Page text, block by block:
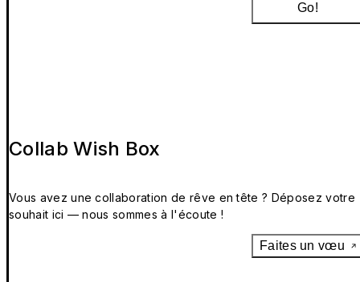
Go!
Collab Wish Box
Vous avez une collaboration de rêve en tête ? Déposez votre
souhait ici — nous sommes à l'écoute !
Faites un vœu